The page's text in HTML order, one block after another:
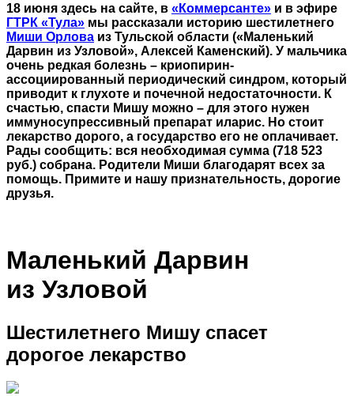
18 июня здесь на сайте, в «Коммерсанте» и в эфире
ГТРК «Тула» мы рассказали историю шестилетнего
Миши Орлова из Тульской области («Маленький
Дарвин из Узловой», Алексей Каменский). У мальчика
очень редкая болезнь – криопирин-
ассоциированный периодический синдром, который
приводит к глухоте и почечной недостаточности. К
счастью, спасти Мишу можно – для этого нужен
иммуносупрессивный препарат иларис. Но стоит
лекарство дорого, а государство его не оплачивает.
Рады сообщить: вся необходимая сумма (718 523
руб.) собрана. Родители Миши благодарят всех за
помощь. Примите и нашу признательность, дорогие
друзья.
Маленький Дарвин
из Узловой
Шестилетнего Мишу спасет
дорогое лекарство